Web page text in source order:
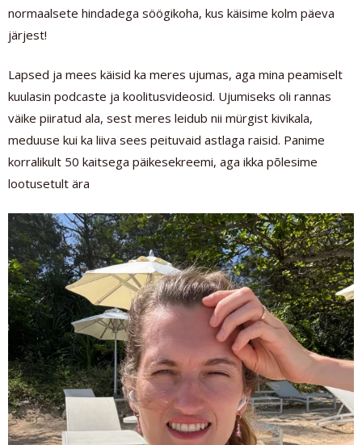
normaalsete hindadega söögikoha, kus käisime kolm päeva
järjest!
Lapsed ja mees käisid ka meres ujumas, aga mina peamiselt
kuulasin podcaste ja koolitusvideosid. Ujumiseks oli rannas
väike piiratud ala, sest meres leidub nii mürgist kivikala,
meduuse kui ka liiva sees peituvaid astlaga raisid. Panime
korralikult 50 kaitsega päikesekreemi, aga ikka põlesime
lootusetult ära